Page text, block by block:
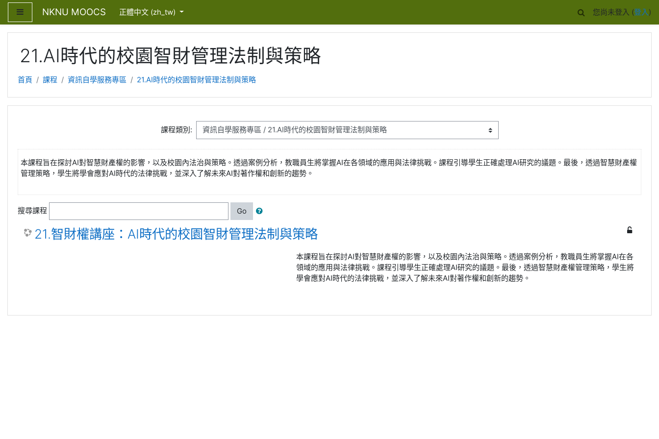
跳至主內容
NKNU MOOCS 正體中文 ‎(zh_tw)‎ 您尚未登入 (登入)
21.AI時代的校園智財管理法制與策略
首頁 課程 資訊自學服務專區 21.AI時代的校園智財管理法制與策略
課程類別:
本課程旨在探討AI對智慧財產權的影響，以及校園內法治與策略。透過案例分析，教職員生將掌握AI在各領域的應用與法律挑戰。課程引導學生正確處理AI研究的議題。最後，透過智慧財產權
管理策略，學生將學會應對AI時代的法律挑戰，並深入了解未來AI對著作權和創新的趨勢。
搜尋課程 Go
21.智財權講座：AI時代的校園智財管理法制與策略
本課程旨在探討AI對智慧財產權的影響，以及校園內法治與策略。透過案例分析，教職員生將掌握AI在各
領域的應用與法律挑戰。課程引導學生正確處理AI研究的議題。最後，透過智慧財產權管理策略，學生將
學會應對AI時代的法律挑戰，並深入了解未來AI對著作權和創新的趨勢。